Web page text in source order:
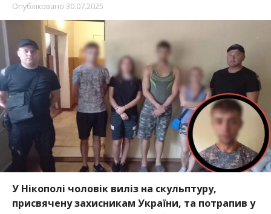
Опубліковано 30.07.2025
У Нікополі чоловік виліз на скульптуру,
присвячену захисникам України, та потрапив у